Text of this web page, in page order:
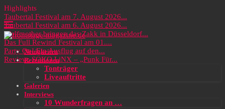
Highlights
Taubertal Festival am 7. August 2026...
Taubertal Festival am 6. August 2026...
Wolfmother bringen das Zakk in Düsseldorf...
Das Full Rewind Festival am 01....
Party On! Ein Ausflug auf den...
Review: SOKO LiNX – „Punk Für...
Neuigkeiten
Rezensionen
Tonträger
Liveauftritte
Galerien
Interviews
10 Wunderfragen an …